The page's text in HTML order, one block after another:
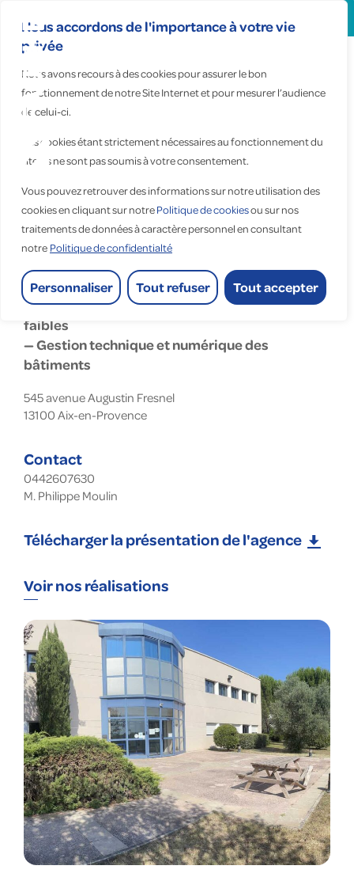
Nous accordons de l'importance à votre vie
privée
Nous avons recours à des cookies pour assurer le bon
fonctionnement de notre Site Internet et pour mesurer l’audience
de celui-ci.
Ces cookies étant strictement nécessaires au fonctionnement du
site, ils ne sont pas soumis à votre consentement.
Vous pouvez retrouver des informations sur notre utilisation des
cookies en cliquant sur notrePolitique de cookiesou sur nos
traitements de données à caractère personnel en consultant
notre Politique de confidentialté
Personnaliser Tout refuser Tout accepter
Fauché
Tertiaire
Provence
Accueil > Fauché Projets Tertiaire Provence
Fauché Projets Tertiaire Provence
industrie,tertiaire
— Installations électriques courants forts et
faibles
— Gestion technique et numérique des
bâtiments
545 avenue Augustin Fresnel
13100 Aix-en-Provence
Contact
0442607630
M. Philippe Moulin
Télécharger la présentation de l'agence
Voir nos réalisations